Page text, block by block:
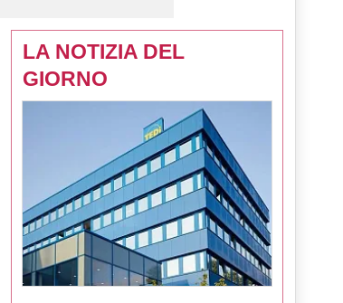
LA NOTIZIA DEL
GIORNO